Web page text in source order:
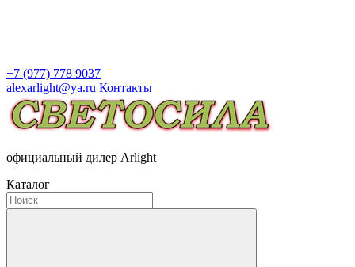
+7 (977) 778 9037
alexarlight@ya.ru Контакты
официальный дилер Arlight
Каталог